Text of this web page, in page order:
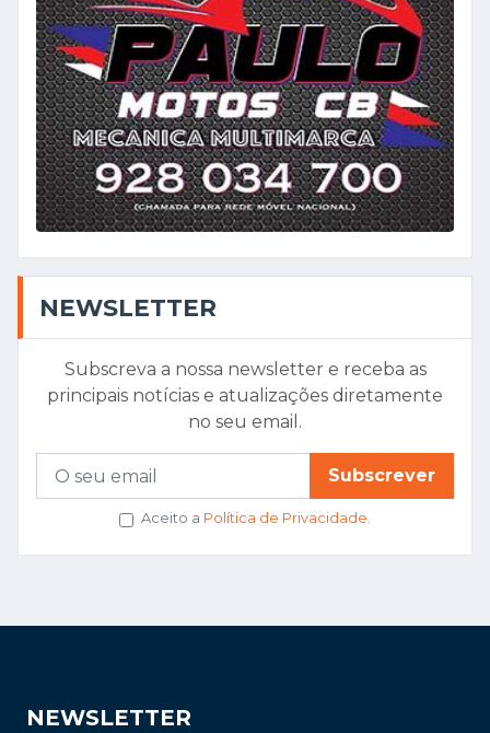
NEWSLETTER
Subscreva a nossa newsletter e receba as
principais notícias e atualizações diretamente
no seu email.
Subscrever
Aceito a Política de Privacidade.
NEWSLETTER